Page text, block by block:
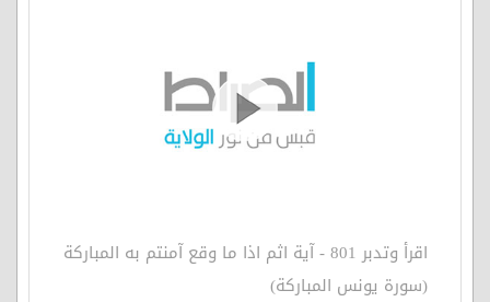
اقرأ وتدبر 801 - آية اثم اذا ما وقع آمنتم به المباركة
(سورة يونس المباركة)